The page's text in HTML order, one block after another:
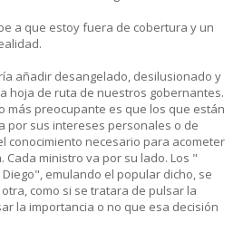
a que estoy fuera de cobertura y un
añadir desangelado, desilusionado y
hoja de ruta de nuestros gobernantes.
más preocupante es que los que están
por sus intereses personales o de
conocimiento necesario para acometer
Cada ministro va por su lado. Los "
emulando el popular dicho, se
como si se tratara de pulsar la
la importancia o no que esa decisión